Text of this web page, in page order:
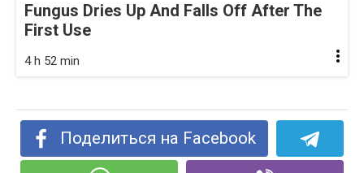
Fungus Dries Up And Falls Off After The
First Use
4 h 52 min
Поделиться на Facebook